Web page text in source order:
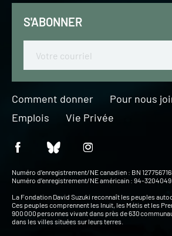
S'ABONNER
Comment donner Pour nous
Emplois
Vie Privée
Numéro d’enregistrement/NE canadien : BN
Numéro d’enregistrement/NE américain : 94-3204049
La Fondation David Suzuki reconnaît les peuples
Ces peuples comprennent les Inuit, les Métis et les
900 000 personnes vivant dans près de 630
dans les villes situées sur leurs terres.